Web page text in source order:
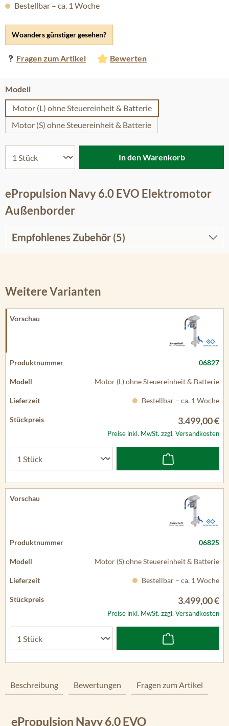
Woanders günstiger gesehen?
Fragen zum Artikel Bewerten
Bestellbar – ca. 1 Woche
Modellauswählen
Motor (L) ohne Steuereinheit & Batterie
Motor (S) ohne Steuereinheit & Batterie
In den Warenkorb
ePropulsion Navy 6.0 EVO Elektromotor
Außenborder
Empfohlenes Zubehör (5)
Weitere Varianten
06827
Motor (L) ohne Steuereinheit & Batterie
Bestellbar – ca. 1 Woche
3.499,00 €
Preise inkl. MwSt. zzgl. Versandkosten
06825
Motor (S) ohne Steuereinheit & Batterie
Bestellbar – ca. 1 Woche
3.499,00 €
Preise inkl. MwSt. zzgl. Versandkosten
Beschreibung Bewertungen Fragen zum Artikel
ePropulsion Navy 6.0 EVO